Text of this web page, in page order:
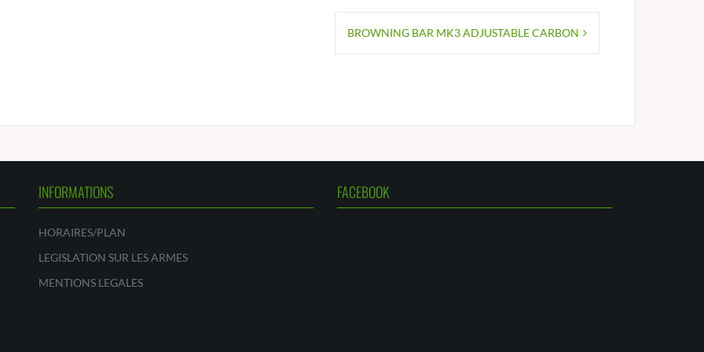
BROWNING BAR MK3 ADJUSTABLE CARBON
INFORMATIONS
HORAIRES/PLAN
LEGISLATION SUR LES ARMES
MENTIONS LEGALES
FACEBOOK